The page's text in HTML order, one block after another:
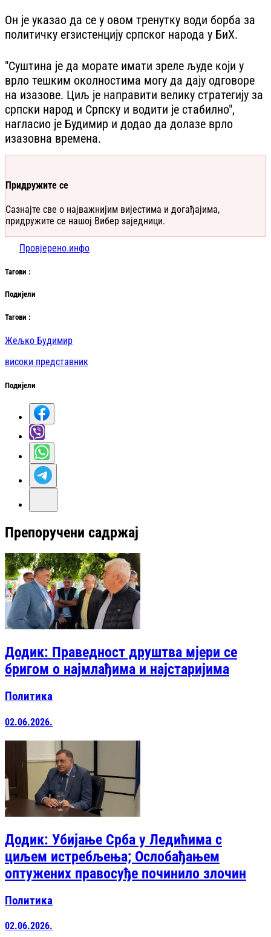
Он је указао да се у овом тренутку води борба за
политичку егзистенцију српског народа у БиХ.
"Суштина је да морате имати зреле људе који у
врло тешким околностима могу да дају одговоре
на изазове. Циљ је направити велику стратегију за
српски народ и Српску и водити је стабилно",
нагласио је Будимир и додао да долазе врло
изазовна времена.
Придружите се
Сазнајте све о најважнијим вијестима и догађајима,
придружите се нашој Вибер заједници.
Провјерено.инфо
Тагови :
Подијели
Тагови :
Жељко Будимир
високи представник
Подијели
Препоручени садржај
Додик: Праведност друштва мјери се
бригом о најмлађима и најстаријима
Политика
02.06.2026.
Додик: Убијање Срба у Ледићима с
циљем истребљења; Ослобађањем
оптужених правосуђе починило злочин
Политика
02.06.2026.